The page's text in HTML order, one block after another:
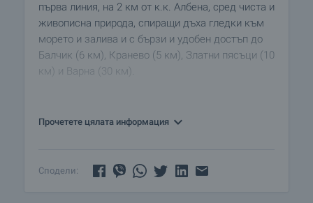
първа линия, на 2 км от к.к. Албена, сред чиста и
живописна природа, спиращи дъха гледки към
морето и залива и с бързи и удобен достъп до
Балчик (6 км), Кранево (5 км), Златни пясъци (10
км) и Варна (30 км).
апартамента в 13 сгради, вариращи от четири до
Приблизителната брутна застроена площ на
Прочетете цялата информация
Сподели: